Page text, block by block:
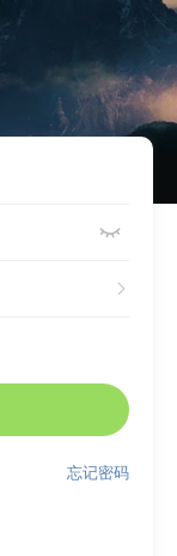


忘记密码